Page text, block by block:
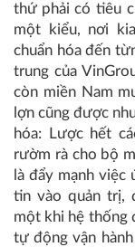
thứ phải có tiêu
một kiểu, nơi
chuẩn hóa đến
trung của
còn miền Nam
lợn cũng được
hóa: Lược hết
rườm rà cho bộ
là đẩy mạnh
tin vào quản trị,
một khi hệ thống
tự động vận